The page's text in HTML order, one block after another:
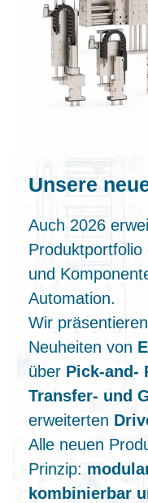
Unsere
Auch 2026
und
Automation.
Wir
Neuheiten von
über Pick‑and‑
Transfer‑ und
erweiterten
Alle neuen
Prinzip:
kombinierbar